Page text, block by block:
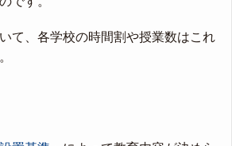
て、各学校の時間割や授業数はこれ